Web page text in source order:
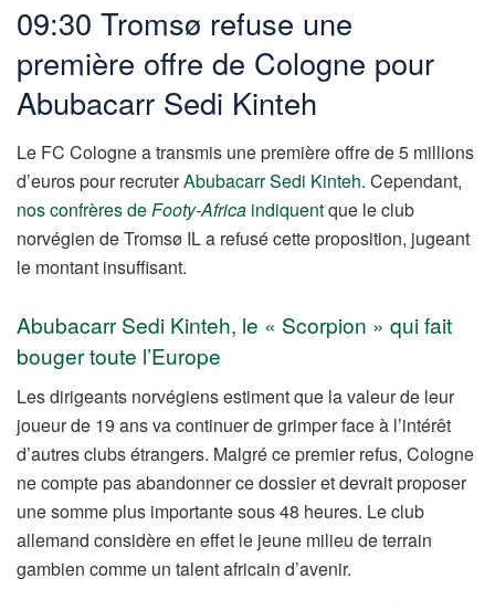
09:30 Tromsø refuse une
première offre de Cologne pour
Abubacarr Sedi Kinteh
Le FC Cologne a transmis une première offre de 5 millions
d’euros pour recruterAbubacarr Sedi Kinteh. Cependant,
nos confrères deFooty-Africa indiquentque le club
norvégien de Tromsø IL a refusé cette proposition, jugeant
le montant insuffisant.
Abubacarr Sedi Kinteh, le « Scorpion » qui fait
bouger toute l’Europe
Les dirigeants norvégiens estiment que la valeur de leur
joueur de 19 ans va continuer de grimper face à l’intérêt
d’autres clubs étrangers. Malgré ce premier refus, Cologne
ne compte pas abandonner ce dossier et devrait proposer
une somme plus importante sous 48 heures. Le club
allemand considère en effet le jeune milieu de terrain
gambien comme un talent africain d’avenir.